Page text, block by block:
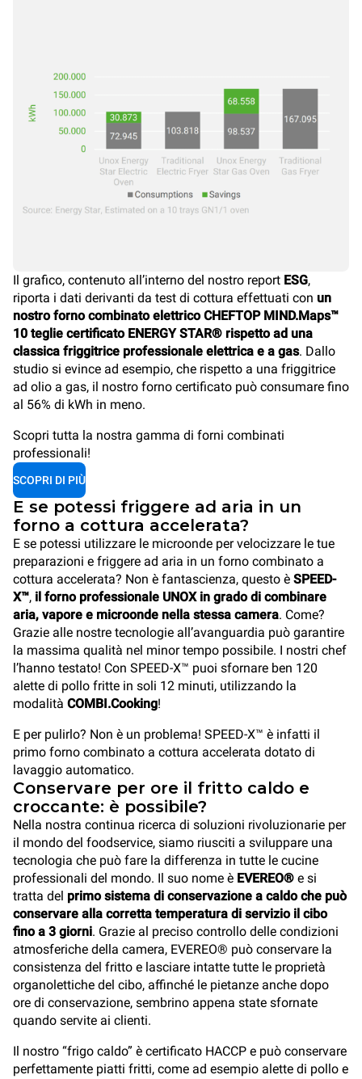
Il grafico, contenuto all’interno del nostro report ESG,
riporta i dati derivanti da test di cottura effettuati con un
nostro forno combinato elettrico CHEFTOP MIND.Maps™
10 teglie certificato ENERGY STAR® rispetto ad una
classica friggitrice professionale elettrica e a gas. Dallo
studio si evince ad esempio, che rispetto a una friggitrice
ad olio a gas, il nostro forno certificato può consumare fino
al 56% di kWh in meno.
Scopri tutta la nostra gamma di forni combinati
professionali!
SCOPRI DI PIÙ
E se potessi friggere ad aria in un
forno a cottura accelerata?
E se potessi utilizzare le microonde per velocizzare le tue
preparazioni e friggere ad aria in un forno combinato a
cottura accelerata? Non è fantascienza, questo è SPEED-
X™, il forno professionale UNOX in grado di combinare
aria, vapore e microonde nella stessa camera. Come?
Grazie alle nostre tecnologie all’avanguardia può garantire
la massima qualità nel minor tempo possibile. I nostri chef
l’hanno testato! Con SPEED-X™ puoi sfornare ben 120
alette di pollo fritte in soli 12 minuti, utilizzando la
modalità COMBI.Cooking!
E per pulirlo? Non è un problema! SPEED-X™ è infatti il
primo forno combinato a cottura accelerata dotato di
lavaggio automatico.
Conservare per ore il fritto caldo e
croccante: è possibile?
Nella nostra continua ricerca di soluzioni rivoluzionarie per
il mondo del foodservice, siamo riusciti a sviluppare una
tecnologia che può fare la differenza in tutte le cucine
professionali del mondo. Il suo nome è EVEREO® e si
tratta del primo sistema di conservazione a caldo che può
conservare alla corretta temperatura di servizio il cibo
fino a 3 giorni. Grazie al preciso controllo delle condizioni
atmosferiche della camera, EVEREO® può conservare la
consistenza del fritto e lasciare intatte tutte le proprietà
organolettiche del cibo, affinché le pietanze anche dopo
ore di conservazione, sembrino appena state sfornate
quando servite ai clienti.
Il nostro “frigo caldo” è certificato HACCP e può conservare
perfettamente piatti fritti, come ad esempio alette di pollo e